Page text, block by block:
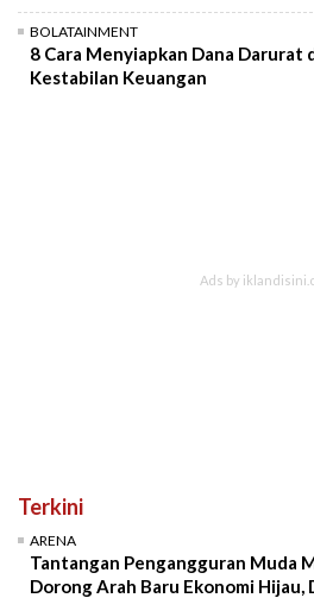
BOLATAINMENT
8 Cara Menyiapkan Dana
Kestabilan Keuangan
Terkini
ARENA
Tantangan Pengangguran Muda
Dorong Arah Baru Ekonomi Hijau,